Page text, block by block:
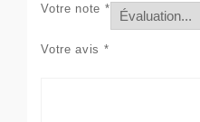
Votre note *
Votre avis *